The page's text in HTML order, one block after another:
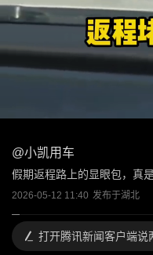
@小凯用车
假期返程路上的显眼包，真
2026-05-12 11:40 发布于湖北
打开腾讯新闻客户端说